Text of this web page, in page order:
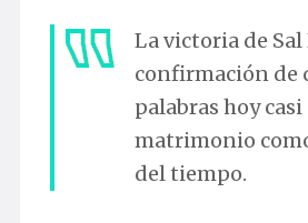
La victoria de
confirmación de
palabras hoy
matrimonio
del tiempo.